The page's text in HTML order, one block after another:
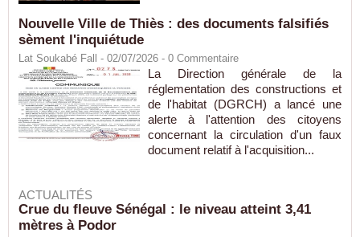
Nouvelle Ville de Thiès : des documents falsifiés
sèment l'inquiétude
Lat Soukabé Fall - 02/07/2026 - 0 Commentaire
La Direction générale de la
réglementation des constructions et
de l'habitat (DGRCH) a lancé une
alerte à l'attention des citoyens
concernant la circulation d'un faux
document relatif à l'acquisition...
ACTUALITÉS
Crue du fleuve Sénégal : le niveau atteint 3,41
mètres à Podor